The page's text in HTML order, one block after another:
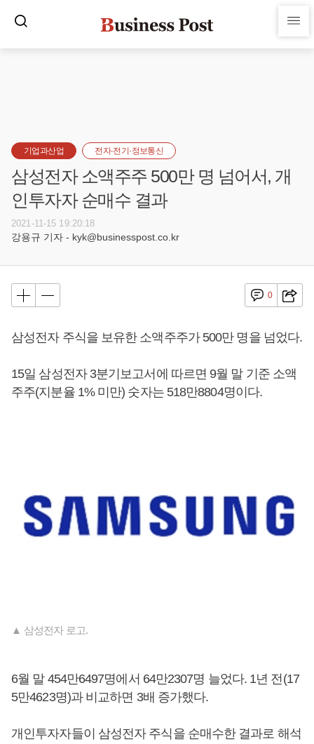
기업과산업 전자·전기·정보통신
삼성전자 소액주주 500만 명 넘어서, 개
인투자자 순매수 결과
2021-11-15 19:20:18
강용규 기자 - kyk@businesspost.co.kr
0
삼성전자 주식을 보유한 소액주주가 500만 명을 넘었다.
15일 삼성전자 3분기보고서에 따르면 9월 말 기준 소액
주주(지분율 1% 미만) 숫자는 518만8804명이다.
▲ 삼성전자 로고.
6월 말 454만6497명에서 64만2307명 늘었다. 1년 전(17
5만4623명)과 비교하면 3배 증가했다.
개인투자자들이 삼성전자 주식을 순매수한 결과로 해석